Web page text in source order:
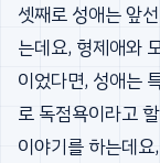
셋째로 성애는 앞
는데요, 형제애와
이었다면, 성애는
로 독점욕이라고
이야기를 하는데